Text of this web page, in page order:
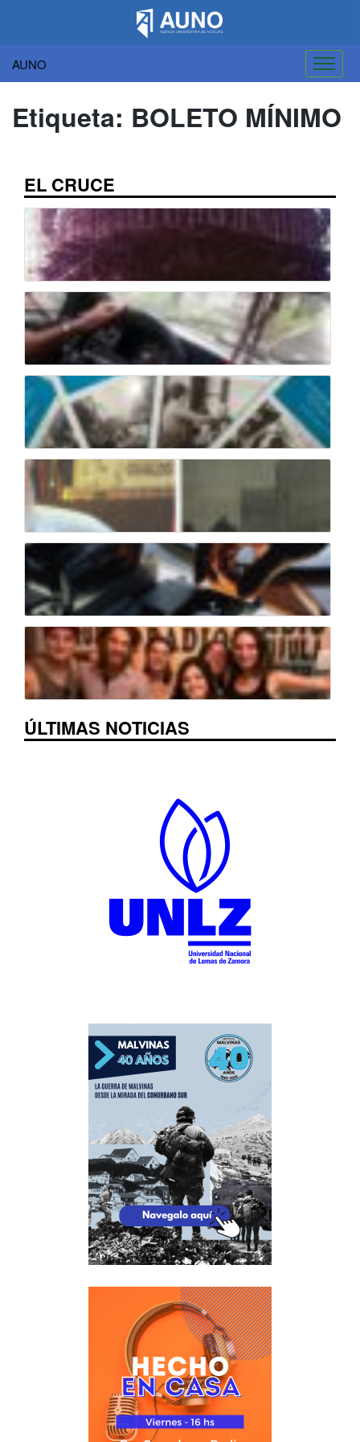
AUNO
contenido
Etiqueta: BOLETO MÍNIMO
EL CRUCE
ÚLTIMAS NOTICIAS